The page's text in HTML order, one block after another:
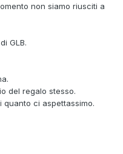
non siamo riusciti a
GLB.
del regalo stesso.
ci aspettassimo.